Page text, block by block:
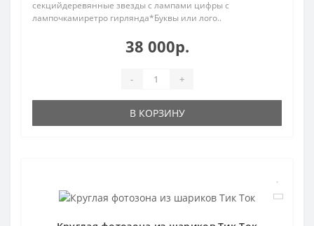
секцийдеревянные звезды с лампами цифры с
лампочкамиретро гирлянда*Буквы или лого..
38 000р.
- +
В КОРЗИНУ